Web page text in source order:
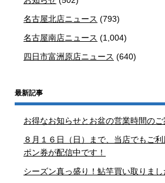
名古屋北店ニュース (793)
名古屋南店ニュース (1,004)
四日市富洲原店ニュース (640)
最新記事
お得なお知らせとお盆の営業時間のご
８月１６日（日）まで、当店でもご
ポン券が配信中です！
シーズン真っ盛り！鮎竿買い取りまし